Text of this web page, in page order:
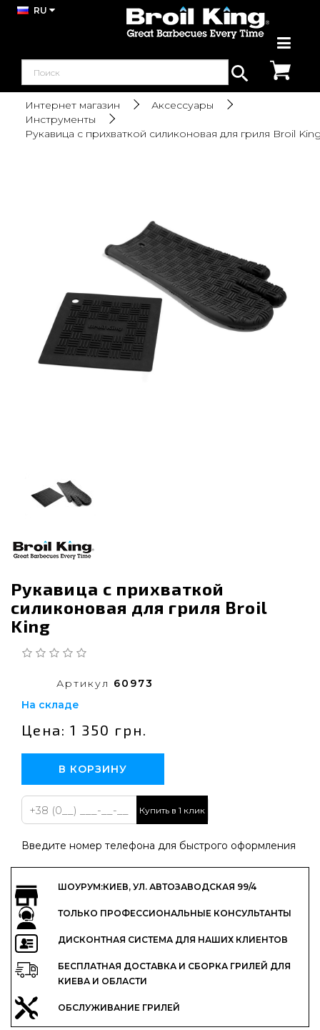
RU
Интернет магазин
Аксессуары
Инструменты
Рукавица с прихваткой силиконовая для гриля Broil
Рукавица с прихваткой
силиконовая для гриля Broil
King
Артикул 60973
На складе
Цена: 1 350 грн.
В КОРЗИНУ
Купить в 1 клик
Введите номер телефона для быстрого оформления
ШОУРУМ:КИЕВ, УЛ. АВТОЗАВОДСКАЯ 99/4
ТОЛЬКО ПРОФЕССИОНАЛЬНЫЕ КОНСУЛЬТАНТЫ
ДИСКОНТНАЯ СИСТЕМА ДЛЯ НАШИХ КЛИЕНТОВ
БЕСПЛАТНАЯ ДОСТАВКА И СБОРКА ГРИЛЕЙ ДЛЯ
КИЕВА И ОБЛАСТИ
ОБСЛУЖИВАНИЕ ГРИЛЕЙ